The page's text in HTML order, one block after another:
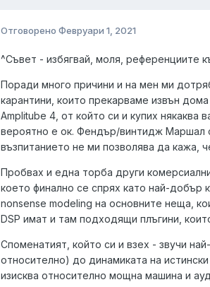
Отговорено Февруари 1, 2021
^Съвет - избягвай, моля, референциите
Поради много причини и на мен ми
карантини, които прекарваме извън
Amplitube 4, от който си и купих
вероятно е ок. Фендър/винтидж Маршал
възпитанието не ми позволява да кажа,
Пробвах и една торба други
което финално се спрях като най-добър
nonsense modeling на основните неща,
DSP имат и там подходящи плъгини,
Споменатият, който си и взех - звучи
относително) до динамиката на
изисква относително мощна машина и